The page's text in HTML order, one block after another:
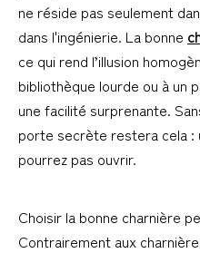
ne réside pas seulement
dans l'ingénierie. La bonne
ce qui rend l’illusion
bibliothèque lourde ou à un
une facilité surprenante.
porte secrète restera cela :
pourrez pas ouvrir.
Choisir la bonne charnière
Contrairement aux